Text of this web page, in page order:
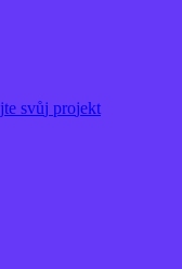
jte svůj projekt